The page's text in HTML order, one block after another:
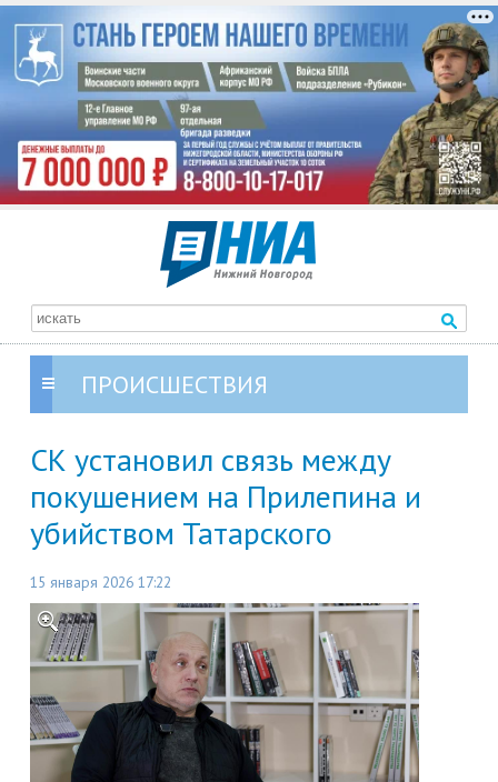
ПРОИСШЕСТВИЯ
СК установил связь между
покушением на Прилепина и
убийством Татарского
15 января 2026 17:22